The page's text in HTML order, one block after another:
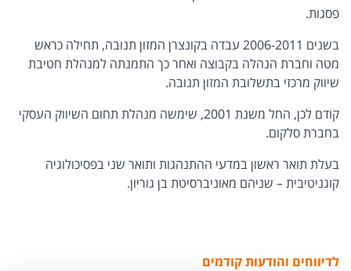
פסגות.
בשנים 2006-2011 עבדה בקונצרן המזון תנובה, תחילה כראש
מטה וחברת הנהלה בקבוצה ואחר כך התמנתה למנהלת חטיבת
שיווק מרכזי בתשלובת המזון תנובה.
קודם לכן, החל משנת 2001, שימשה מנהלת תחום השיווק העסקי
בחברת סלקום.
בעלת תואר ראשון במדעי ההתנהגות ותואר שני בפסיכולוגיה
קוגניטיבית – שניהם מאוניברסיטת בן גוריון.
לדיווחים והודעות קודמים